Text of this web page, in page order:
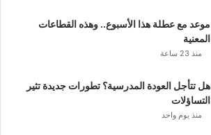
موعد مع عطلة هذا الأسبوع.. وهذه القطاعات
المعنية
منذ 23 ساعة
هل تتأجل العودة المدرسية؟ تطورات جديدة تثير
التساؤلات
منذ يوم واحد